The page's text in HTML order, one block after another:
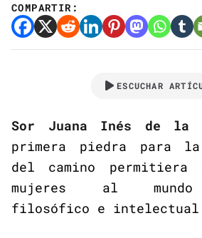
COMPARTIR:
ESCUCHAR
Sor Juana Inés de la
primera piedra para la
del camino
mujeres al
filosófico e